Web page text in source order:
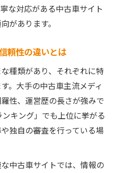
な対応がある中古車サイト
があります。
頼性の違いとは
種類があり、それぞれに特
。大手の中古車主流メディ
性、運営歴の長さが強みで
キング」でも上位に挙がる
独自の審査を行っている場
中古車サイトでは、情報の